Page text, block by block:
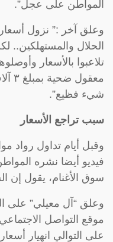
المواطن على عجل”.
وعلق آخر :” نزول
الحلال والمستهلكين..
تلاعبوا بالأسعار
شيء فظيع”.
سبب تراجع الأسعار
وقبل أيام تداول رواد
فيديو أيضا نشره
سوق الأغنام، يقول إن
وعلق “آل معيلي” على
موقع التواصل الاجتماعي
على التوالي انهيار أسعار